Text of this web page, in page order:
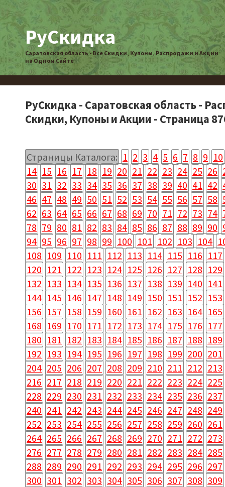
РуСкидка
Саратовская область - Все Скидки, Купоны, Распродажи и Акции
на Одном Сайте
РуСкидка - Саратовская область -
Скидки, Купоны и Акции - Страница
Страницы Каталога: 1 2 3 4 5 6 7 8 9 10
14 15 16 17 18 19 20 21 22 23 24 25 26
30 31 32 33 34 35 36 37 38 39 40 41 42
46 47 48 49 50 51 52 53 54 55 56 57 58
62 63 64 65 66 67 68 69 70 71 72 73 74
78 79 80 81 82 83 84 85 86 87 88 89 90
94 95 96 97 98 99 100 101 102 103 104
108 109 110 111 112 113 114 115 116 117
120 121 122 123 124 125 126 127 128 129
132 133 134 135 136 137 138 139 140 141
144 145 146 147 148 149 150 151 152 153
156 157 158 159 160 161 162 163 164 165
168 169 170 171 172 173 174 175 176 177
180 181 182 183 184 185 186 187 188 189
192 193 194 195 196 197 198 199 200 201
204 205 206 207 208 209 210 211 212 213
216 217 218 219 220 221 222 223 224 225
228 229 230 231 232 233 234 235 236 237
240 241 242 243 244 245 246 247 248 249
252 253 254 255 256 257 258 259 260 261
264 265 266 267 268 269 270 271 272 273
276 277 278 279 280 281 282 283 284 285
288 289 290 291 292 293 294 295 296 297
300 301 302 303 304 305 306 307 308 309